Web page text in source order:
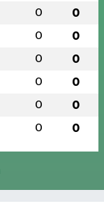
0 0
0 0
0 0
0 0
0 0
0 0